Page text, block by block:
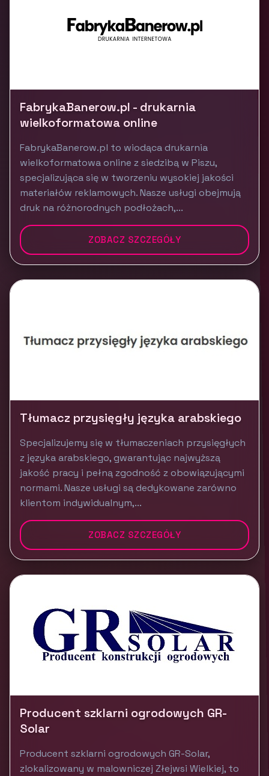
FabrykaBanerow.pl - drukarnia
wielkoformatowa online
FabrykaBanerow.pl to wiodąca drukarnia
wielkoformatowa online z siedzibą w Piszu,
specjalizująca się w tworzeniu wysokiej jakości
materiałów reklamowych. Nasze usługi obejmują
druk na różnorodnych podłożach,...
ZOBACZ SZCZEGÓŁY
Tłumacz przysięgły języka arabskiego
Specjalizujemy się w tłumaczeniach przysięgłych
z języka arabskiego, gwarantując najwyższą
jakość pracy i pełną zgodność z obowiązującymi
normami. Nasze usługi są dedykowane zarówno
klientom indywidualnym,...
ZOBACZ SZCZEGÓŁY
Producent szklarni ogrodowych GR-
Solar
Producent szklarni ogrodowych GR-Solar,
zlokalizowany w malowniczej Złejwsi Wielkiej, to